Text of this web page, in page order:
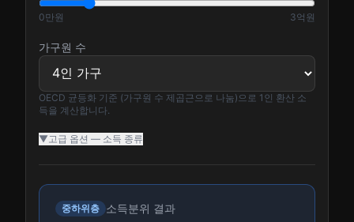
0만원 3억원
가구원 수
OECD 균등화 기준 (가구원 수 제곱근으로 나눔)으로 1인 환산 소
득을 계산합니다.
▼고급 옵션 — 소득 종류
중하위층 소득분위 결과